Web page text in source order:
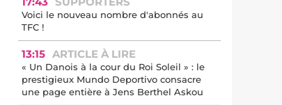
Voici le nouveau nombre d'abonnés au
TFC !
13:15 ARTICLE À LIRE
« Un Danois à la cour du Roi Soleil » : le
prestigieux Mundo Deportivo consacre
une page entière à Jens Berthel Askou